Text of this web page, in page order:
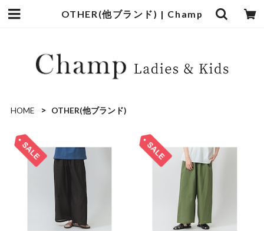
OTHER(他ブランド) | Champ
HOME OTHER(他ブランド)